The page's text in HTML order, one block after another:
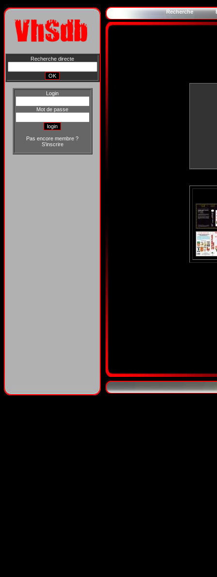
Recherche directe
Login
Mot de passe
Pas encore membre ?
S'inscrire
Recherche